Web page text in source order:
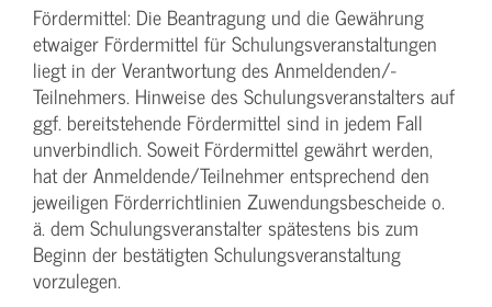
Fördermittel: Die Beantragung und die Gewährung
etwaiger Fördermittel für Schulungs­veranstaltungen
liegt in der Verantwortung des Anmeldenden/­
Teilnehmers. Hinweise des Schulungs­veranstalters auf
ggf. bereitstehende Fördermittel sind in jedem Fall
unverbindlich. Soweit Fördermittel gewährt werden,
hat der Anmeldende/­Teilnehmer entsprechend den
jeweiligen Förderrichtlinien Zuwendungs­bescheide o.
ä. dem Schulungs­veranstalter spätestens bis zum
Beginn der bestätigten Schulungs­veranstaltung
vorzulegen.